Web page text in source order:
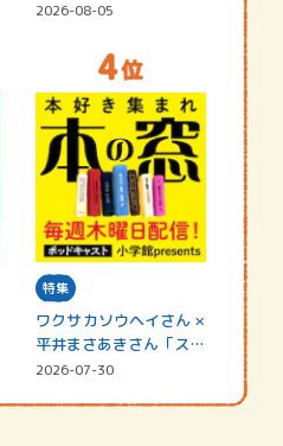
2026-08-05
特集
ワクサカソウヘイさん ×
平井まさあきさん「スペ
シャ…
2026-07-30